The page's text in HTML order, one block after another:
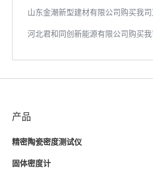
山东金潮新型建材有限公司购买我
河北君和同创新能源有限公司购买
产品
精密陶瓷密度测试仪
固体密度计